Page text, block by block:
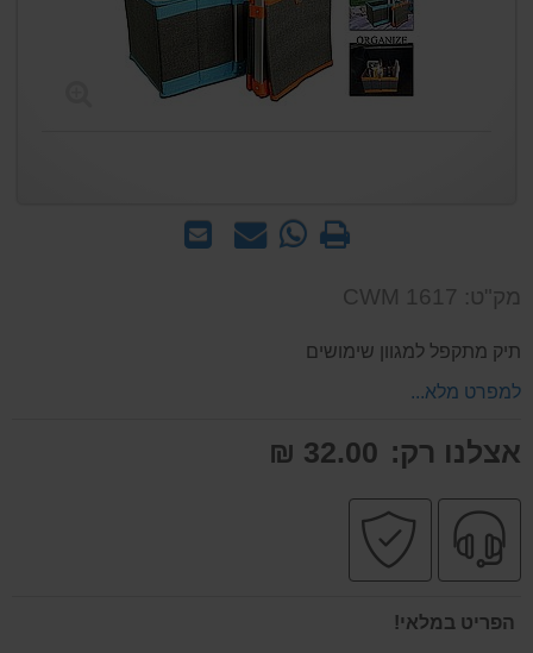
שלח
שאל WhatsApp
המוצר
מק"ט: CWM 1617
תיק מתקפל למגוון שימושים
למפרט מלא...
אצלנו רק: 32.00 ₪
שירות
מקצועי
הפריט במלאי!